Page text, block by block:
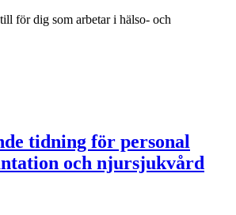
för dig som arbetar i hälso- och
tidning för personal
och njursjukvård